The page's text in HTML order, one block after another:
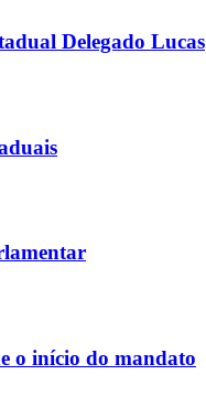
Delegado Lucas
o início do mandato